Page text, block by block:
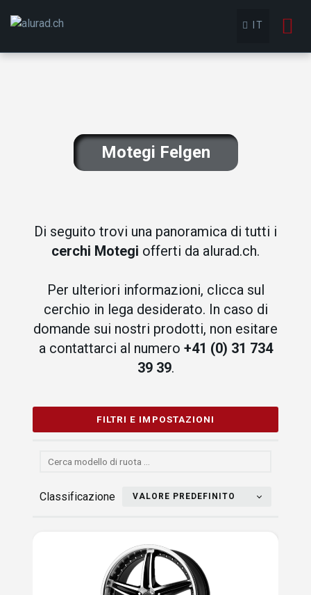
IT
Motegi Felgen
Di seguito trovi una panoramica di tutti i
cerchi Motegi offerti da alurad.ch.
Per ulteriori informazioni, clicca sul
cerchio in lega desiderato. In caso di
domande sui nostri prodotti, non esitare
a contattarci al numero +41 (0) 31 734
39 39.
FILTRI E IMPOSTAZIONI
Classificazione VALORE PREDEFINITO